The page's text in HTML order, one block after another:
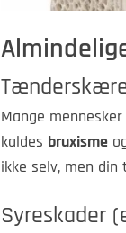
Mange
kaldes bruxisme
ikke selv, men
Syreskader